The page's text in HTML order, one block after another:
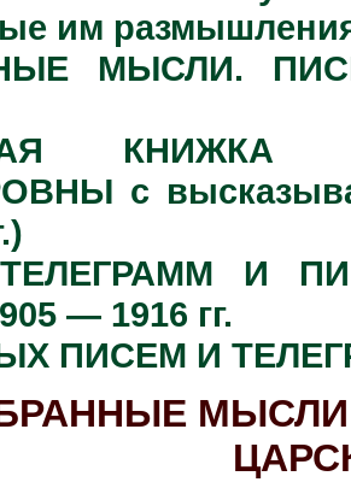
им
МЫСЛИ.
КНИЖКА
с
И
— 1916 гг.
ПИСЕМ И